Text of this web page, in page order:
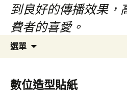
到良好的傳播效果，
費者的喜愛。
選單
容
數位造型貼紙